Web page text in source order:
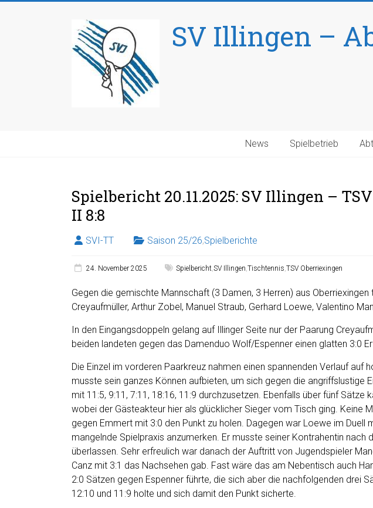
SV Illingen –
News Spielbetrieb
Spielbericht 20.11.2025: SV Illingen –
II 8:8
SVI-TT Saison 25/26,Spielberichte
24. November 2025 Spielbericht,SV Illingen,Tischtennis,TSV Oberriexingen
Gegen die gemischte Mannschaft (3 Damen, 3 Herren) aus
Creyaufmüller, Arthur Zobel, Manuel Straub, Gerhard Loewe, Valentino
In den Eingangsdoppeln gelang auf Illinger Seite nur der Paarung
beiden landeten gegen das Damenduo Wolf/Espenner einen glatten 3:0
Die Einzel im vorderen Paarkreuz nahmen einen spannenden Verlauf auf
musste sein ganzes Können aufbieten, um sich gegen die angriffslustige
mit 11:5, 9:11, 7:11, 18:16, 11:9 durchzusetzen. Ebenfalls über fünf Sätze
wobei der Gästeakteur hier als glücklicher Sieger vom Tisch ging. Keine
gegen Emmert mit 3:0 den Punkt zu holen. Dagegen war Loewe im Duell
mangelnde Spielpraxis anzumerken. Er musste seiner Kontrahentin nach
überlassen. Sehr erfreulich war danach der Auftritt von Jugendspieler
Canz mit 3:1 das Nachsehen gab. Fast wäre das am Nebentisch auch
2:0 Sätzen gegen Espenner führte, die sich aber die nachfolgenden drei
12:10 und 11:9 holte und sich damit den Punkt sicherte.